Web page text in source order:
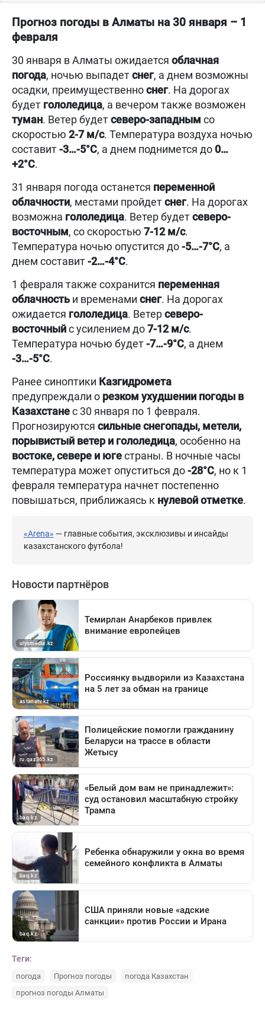
Прогноз погоды в Алматы на 30 января – 1
февраля
30 января в Алматы ожидается облачная
погода, ночью выпадетснег, а днем возможны
осадки, преимущественноснег. На дорогах
будет гололедица, а вечером также возможен
туман. Ветер будетсеверо-западным со
скоростью 2-7 м/с. Температура воздуха ночью
составит-3…-5°C, а днем поднимется до 0…
+2°C.
31 января погода останется переменной
облачности, местами пройдетснег. На дорогах
возможна гололедица. Ветер будетсеверо-
восточным, со скоростью 7-12 м/с.
Температура ночью опустится до-5…-7°C, а
днем составит-2…-4°C.
1 февраля также сохранится переменная
облачность и временами снег. На дорогах
ожидается гололедица. Ветерсеверо-
восточныйс усилением до7-12 м/с.
Температура ночью будет-7…-9°C, а днем
-3…-5°C.
Ранее синоптики Казгидромета
предупреждали о резком ухудшении погоды в
Казахстанес 30 января по 1 февраля.
Прогнозируются сильные снегопады, метели,
порывистый ветер и гололедица, особенно на
востоке, севере и югестраны. В ночные часы
температура может опуститься до-28°C, но к 1
февраля температура начнет постепенно
повышаться, приближаясь к нулевой отметке.
«Arena» — главные события, эксклюзивы и инсайды
казахстанского футбола!
Теги:
погода Прогноз погоды
погода Казахстан
прогноз погоды Алматы